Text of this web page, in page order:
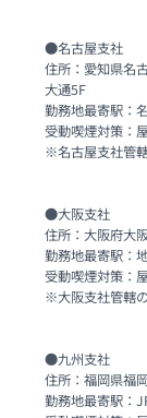
●名古屋支社
住所：愛知県名
大通5F
勤務地最寄駅：
受動喫煙対策：
※名古屋支社管
●大阪支社
住所：大阪府大
勤務地最寄駅：
受動喫煙対策：
※大阪支社管轄
●九州支社
住所：福岡県福
勤務地最寄駅：